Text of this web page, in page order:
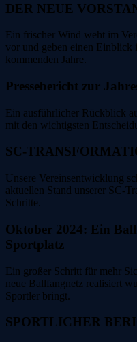
DER NEUE
Ein frischer Wind weht im
vor und geben einen
kommenden Jahre.
Pressebericht zur
Ein ausführlicher Rückblick
mit den wichtigsten
SC-
Unsere Vereinsentwicklung
aktuellen Stand unserer SC-
Schritte.
Oktober 2024: Ein
Sportplatz
Ein großer Schritt für mehr
neue Ballfangnetz realisiert
Sportler bringt.
SPORTLICHER